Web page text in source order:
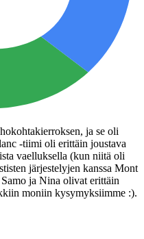
ja se oli
-tiimi oli erittäin joustava
vaelluksella (kun niitä oli
järjestelyjen kanssa Mont
ja Nina olivat erittäin
moniin kysymyksiimme :).